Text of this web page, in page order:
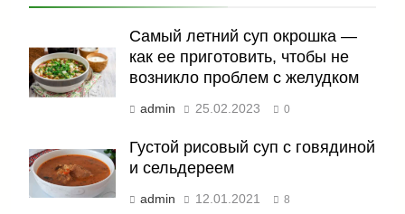
Самый летний суп окрошка —
как ее приготовить, чтобы не
возникло проблем с желудком
admin 25.02.2023 0
Густой рисовый суп с говядиной
и сельдереем
admin 12.01.2021 8